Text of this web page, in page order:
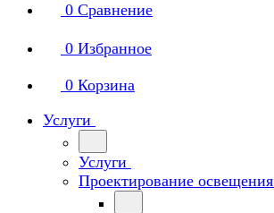
0 Сравнение
0 Избранное
0 Корзина
Услуги
Услуги
Проектирование освещения